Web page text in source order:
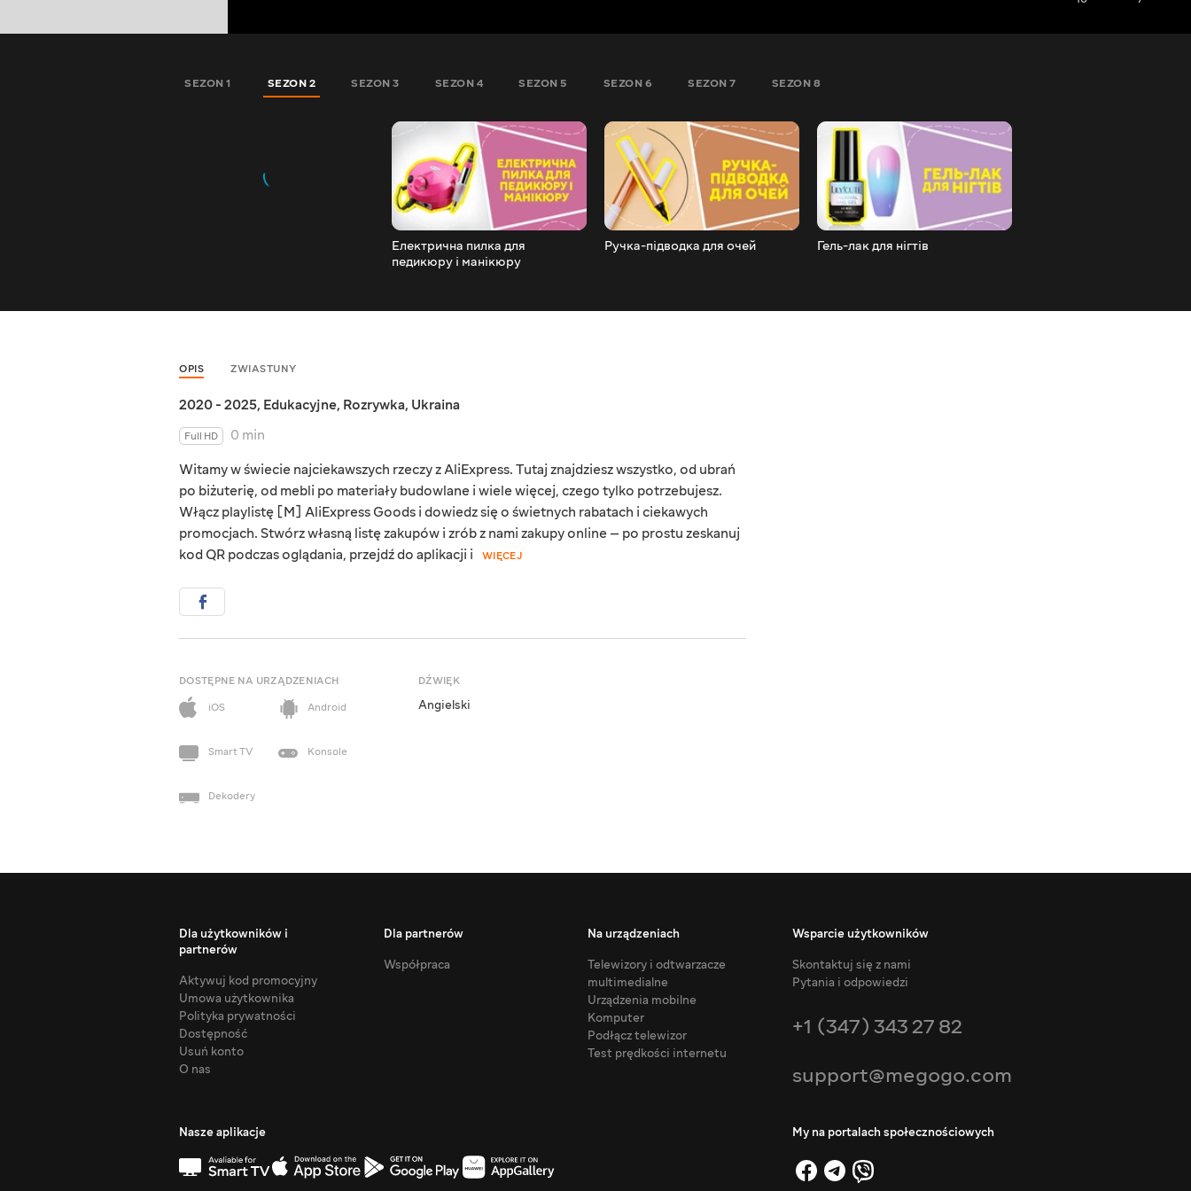
SEZON 1 SEZON 2 SEZON 3 SEZON 4 SEZON 5 SEZON 6 SEZON 7 SEZON 8
Електрична пилка для
педикюру і манікюру
Ручка-підводка для очей Гель-лак для нігтів
OPIS ZWIASTUNY
2020 - 2025, Edukacyjne, Rozrywka, Ukraina
Full HD
0 min
Witamy w świecie najciekawszych rzeczy z AliExpress. Tutaj znajdziesz wszystko, od ubrań
po biżuterię, od mebli po materiały budowlane i wiele więcej, czego tylko potrzebujesz.
Włącz playlistę [M] AliExpress Goods i dowiedz się o świetnych rabatach i ciekawych
promocjach. Stwórz własną listę zakupów i zrób z nami zakupy online — po prostu zeskanuj
kod QR podczas oglądania, przejdź do aplikacji i
WIĘCEJ
DOSTĘPNE NA URZĄDZENIACH
iOS
Android
Smart TV Konsole
Dekodery
DŹWIĘK
Angielski
Dla użytkowników i
partnerów
Aktywuj kod promocyjny
Umowa użytkownika
Polityka prywatności
Dostępność
Usuń konto
O nas
Dla partnerów
Współpraca
Na urządzeniach
Telewizory i odtwarzacze
multimedialne
Urządzenia mobilne
Komputer
Podłącz telewizor
Test prędkości internetu
Wsparcie użytkowników
Skontaktuj się z nami
Pytania i odpowiedzi
+1 (347) 343 27 82
support@megogo.com
Nasze aplikacje My na portalach społecznościowych